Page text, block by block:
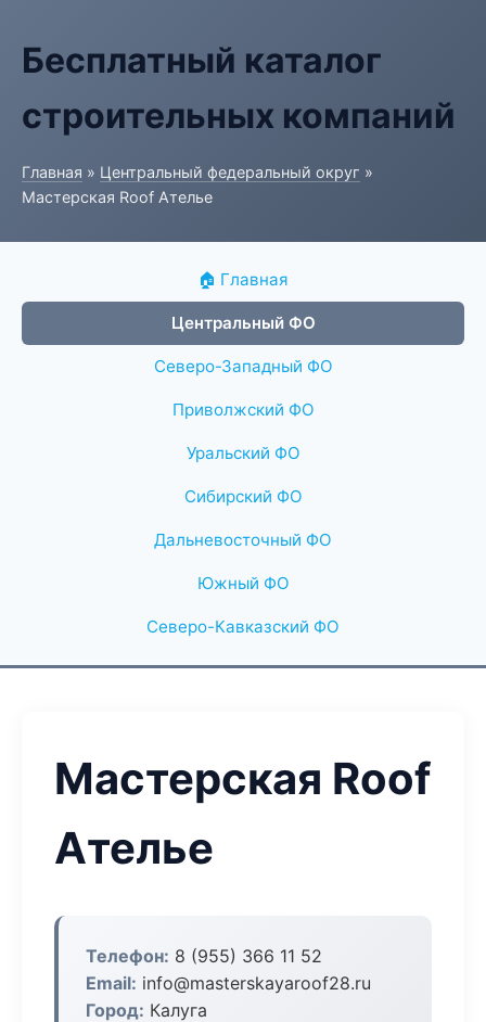
Бесплатный каталог
строительных компаний
Главная » Центральный федеральный округ »
Мастерская Roof Ателье
🏠 Главная
Центральный ФО
Северо-Западный ФО
Приволжский ФО
Уральский ФО
Сибирский ФО
Дальневосточный ФО
Южный ФО
Северо-Кавказский ФО
Мастерская Roof
Ателье
Телефон: 8 (955) 366 11 52
Email: info@masterskayaroof28.ru
Город: Калуга